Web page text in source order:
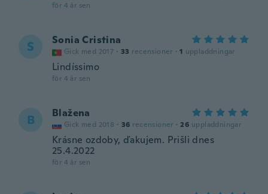
för 4 år sen
S Sonia Cristina
Gick med 2017 · 33 recensioner · 1 uppladdningar
Lindíssimo
för 4 år sen
B Blažena
Gick med 2018 · 36 recensioner · 26 uppladdningar
Krásne ozdoby, ďakujem. Prišli dnes
25.4.2022
för 4 år sen